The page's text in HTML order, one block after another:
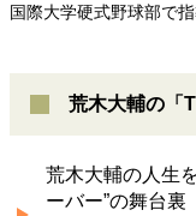
国際大学硬式野球部で指
荒木大輔の「
荒木大輔の人生
ーバー”の舞台